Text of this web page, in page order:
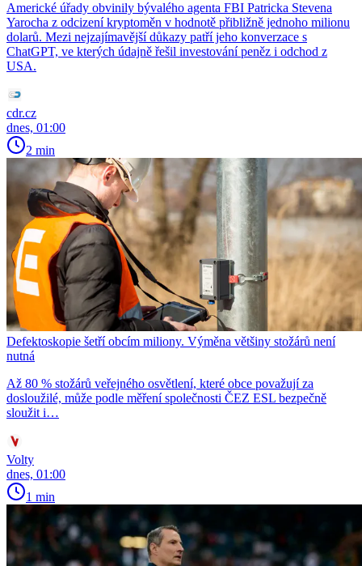
Americké úřady obvinily bývalého agenta FBI Patricka Stevena
Yarocha z odcizení kryptoměn v hodnotě přibližně jednoho milionu
dolarů. Mezi nejzajímavější důkazy patří jeho konverzace s
ChatGPT, ve kterých údajně řešil investování peněz i odchod z
USA.
cdr.cz
dnes, 01:00
2 min
Defektoskopie šetří obcím miliony. Výměna většiny stožárů není
nutná
Až 80 % stožárů veřejného osvětlení, které obce považují za
dosloužilé, může podle měření společnosti ČEZ ESL bezpečně
sloužit i…
Volty
dnes, 01:00
1 min